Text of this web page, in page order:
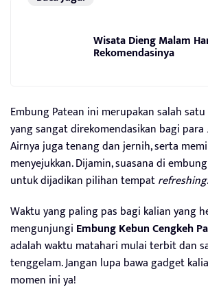
Wisata Dieng Malam
Rekomendasinya
Embung Patean ini merupakan salah
yang sangat direkomendasikan bagi para
Airnya juga tenang dan jernih, serta
menyejukkan. Dijamin, suasana di
untuk dijadikan pilihan tempatrefreshing.
Waktu yang paling pas bagi kalian yang
mengunjungi Embung Kebun Cengkeh
adalah waktu matahari mulai terbit dan
tenggelam. Jangan lupa bawa gadget
momen ini ya!